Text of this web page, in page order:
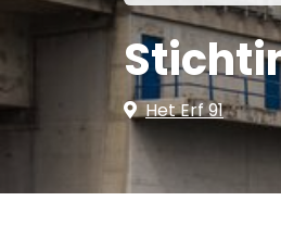
Het Erf 91